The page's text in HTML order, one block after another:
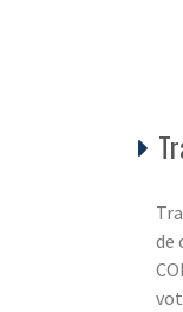
de